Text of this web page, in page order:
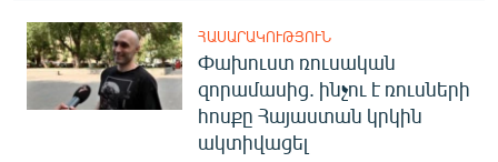
English
Русский
ՀԱՍԱՐԱԿՈՒԹՅՈՒՆ
Փախուստ ռուսական
զորամասից. ինչու է ռուսների
հոսքը Հայաստան կրկին
ակտիվացել